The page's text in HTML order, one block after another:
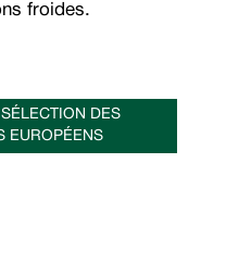
froides.
DES
EUROPÉENS